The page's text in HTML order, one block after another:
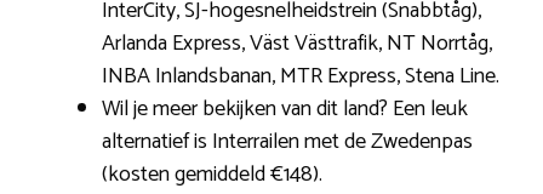
InterCity, SJ-hogesnelheidstrein (Snabbtåg),
Arlanda Express, Väst Västtrafik, NT Norrtåg,
INBA Inlandsbanan, MTR Express, Stena Line.
Wil je meer bekijken van dit land? Een leuk
alternatief is Interrailen met de Zwedenpas
(kosten gemiddeld €148).